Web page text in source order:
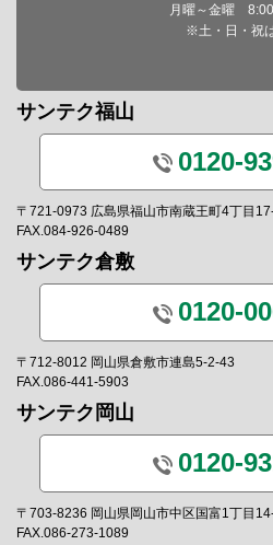
月曜～金曜
※土・日・祝
サンテク福山
0120-
〒721-0973 広島県福山市南蔵王町4丁目
FAX.084-926-0489
サンテク倉敷
0120-
〒712-8012 岡山県倉敷市連島5-2-43
FAX.086-441-5903
サンテク岡山
0120-
〒703-8236 岡山県岡山市中区国富1丁目
FAX.086-273-1089